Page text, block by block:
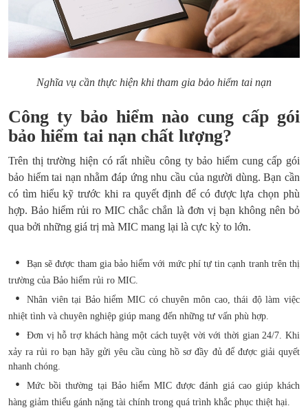
Nghĩa vụ cần thực hiện khi tham gia bảo hiểm tai nạn
Công ty bảo hiểm nào cung cấp gói
bảo hiểm tai nạn chất lượng?
Trên thị trường hiện có rất nhiều công ty bảo hiểm cung cấp gói
bảo hiểm tai nạn nhằm đáp ứng nhu cầu của người dùng. Bạn cần
có tìm hiểu kỹ trước khi ra quyết định để có được lựa chọn phù
hợp. Bảo hiểm rủi ro MIC chắc chắn là đơn vị bạn không nên bỏ
qua bởi những giá trị mà MIC mang lại là cực kỳ to lớn.
Bạn sẽ được tham gia bảo hiểm với mức phí tự tin cạnh tranh trên thị
trường của Bảo hiểm rủi ro MIC.
Nhân viên tại Bảo hiểm MIC có chuyên môn cao, thái độ làm việc
nhiệt tình và chuyên nghiệp giúp mang đến những tư vấn phù hợp.
Đơn vị hỗ trợ khách hàng một cách tuyệt vời với thời gian 24/7. Khi
xảy ra rủi ro bạn hãy gửi yêu cầu cùng hồ sơ đầy đủ để được giải quyết
nhanh chóng.
Mức bồi thường tại Bảo hiểm MIC được đánh giá cao giúp khách
hàng giảm thiểu gánh nặng tài chính trong quá trình khắc phục thiệt hại.